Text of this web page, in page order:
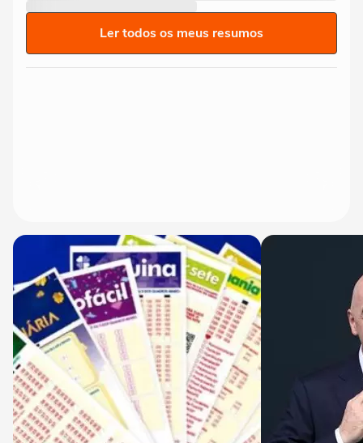
Ler todos os meus resumos